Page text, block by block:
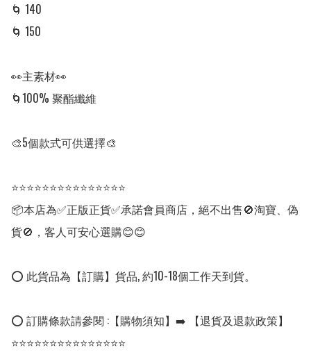
🌀 140
🌀 150
👀主素材👀
🌀100% 聚酯纖維
🎨5個款式可供選擇🎨
⭐⭐⭐⭐⭐⭐⭐⭐⭐⭐⭐⭐⭐⭐⭐
📦本店為✅正版正貨✅承諾會員商店，絕不出售🚫淘寶、偽
貨🚫，客人可安心選購😊😊
⭕ 此貨品為【訂購】貨品, 約10-18個工作天到貨。
⭕ 訂購條款請參閱 :【購物須知】➡️ 【退貨及退款政策】
⭐⭐⭐⭐⭐⭐⭐⭐⭐⭐⭐⭐⭐⭐⭐